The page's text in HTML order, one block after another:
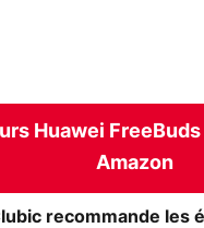
Huawei
Amazon
recommande les